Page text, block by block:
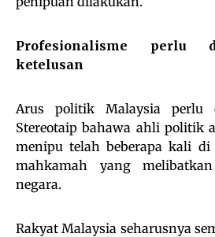
Profesionalisme perlu
ketelusan
Arus politik Malaysia perlu
Stereotaip bahawa ahli politik
menipu telah beberapa kali
mahkamah yang
negara.
Rakyat Malaysia seharusnya